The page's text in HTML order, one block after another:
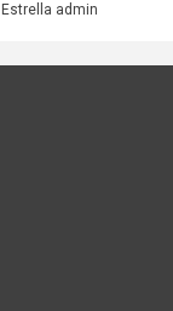
Estrella admin